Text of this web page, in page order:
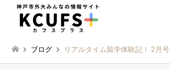
ブログ リアルタイム留学体験記！ 2月号